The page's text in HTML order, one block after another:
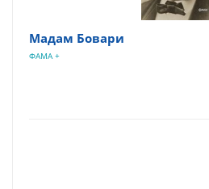
Мадам Бовари
ФАМА +